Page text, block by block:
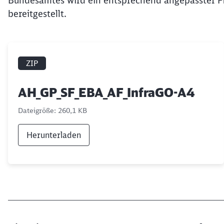
bereitgestellt.
ZIP
AH_GP_SF_EBA_AF_InfraGO-A4
Dateigröße: 260,1 KB
Herunterladen